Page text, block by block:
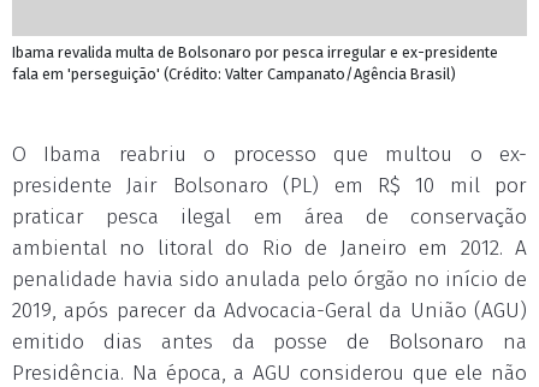
Ibama revalida multa de Bolsonaro por pesca irregular e ex-presidente
fala em 'perseguição' (Crédito: Valter Campanato/Agência Brasil)
O Ibama reabriu o processo que multou o ex-
presidente Jair Bolsonaro (PL) em R$ 10 mil por
praticar pesca ilegal em área de conservação
ambiental no litoral do Rio de Janeiro em 2012. A
penalidade havia sido anulada pelo órgão no início de
2019, após parecer da Advocacia-Geral da União (AGU)
emitido dias antes da posse de Bolsonaro na
Presidência. Na época, a AGU considerou que ele não